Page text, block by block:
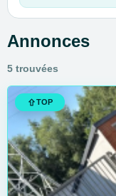
Annonces
5 trouvées
TOP